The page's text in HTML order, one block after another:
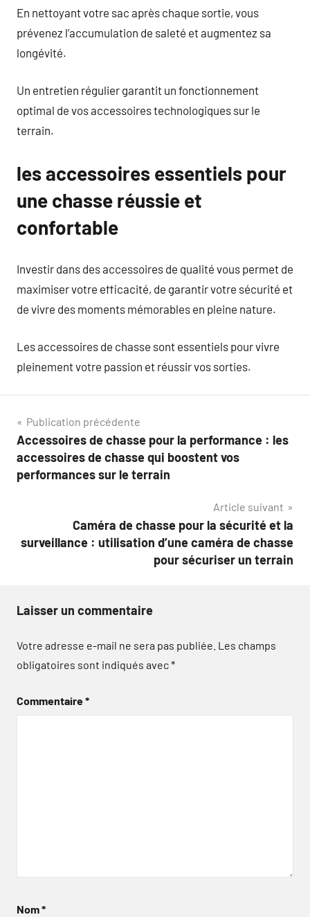
En nettoyant votre sac après chaque sortie, vous
prévenez l’accumulation de saleté et augmentez sa
longévité.
Un entretien régulier garantit un fonctionnement
optimal de vos accessoires technologiques sur le
terrain.
les accessoires essentiels pour
une chasse réussie et
confortable
Investir dans des accessoires de qualité vous permet de
maximiser votre efficacité, de garantir votre sécurité et
de vivre des moments mémorables en pleine nature.
Les accessoires de chasse sont essentiels pour vivre
pleinement votre passion et réussir vos sorties.
Navigation
de
l’article
Publication précédente
Accessoires de chasse pour la performance : les
accessoires de chasse qui boostent vos
performances sur le terrain
Article suivant
Caméra de chasse pour la sécurité et la
surveillance : utilisation d’une caméra de chasse
pour sécuriser un terrain
Laisser un commentaire
Votre adresse e-mail ne sera pas publiée. Les champs
obligatoires sont indiqués avec*
Commentaire*
Nom*